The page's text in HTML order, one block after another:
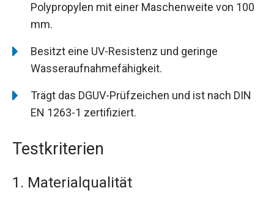
Polypropylen mit einer Maschenweite von 100
mm.
Besitzt eine UV-Resistenz und geringe
Wasseraufnahmefähigkeit.
Trägt das DGUV-Prüfzeichen und ist nach DIN
EN 1263-1 zertifiziert.
Testkriterien
1. Materialqualität